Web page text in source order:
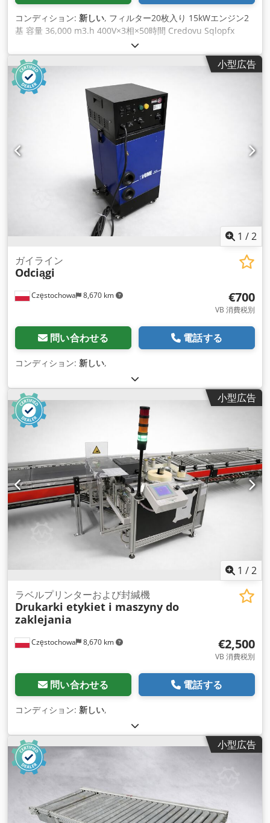
コンディション: 新しい, フィルター20枚入り 15kWエンジン2
基 容量 36,000 m3.h 400V×3相×50時間 Credovu Sqlopfx
Adpof 3つのファン速度 おおよその寸法: 5m 3m×2m シリア
ルナンバー： 20-1-267 製造年：2020年
小型広告
1 /2
Częstochowa 8,670 km
ガイライン
Odciągi
€700
VB 消費税別
問い合わせる 電話する
コンディション: 新しい,
小型広告
1 /2
Częstochowa 8,670 km
ラベルプリンターおよび封緘機
Drukarki etykiet i maszyny do
zaklejania
€2,500
VB 消費税別
問い合わせる 電話する
コンディション: 新しい,
小型広告